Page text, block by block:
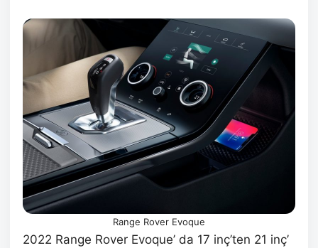
Range Rover Evoque
2022 Range Rover Evoque’ da 17 inç’ten 21 inç’